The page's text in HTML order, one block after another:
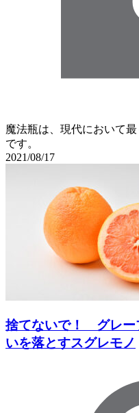
魔法瓶は、現代において
です。
2021/08/17
捨てないで！ グレー
いを落とすスグレモノ